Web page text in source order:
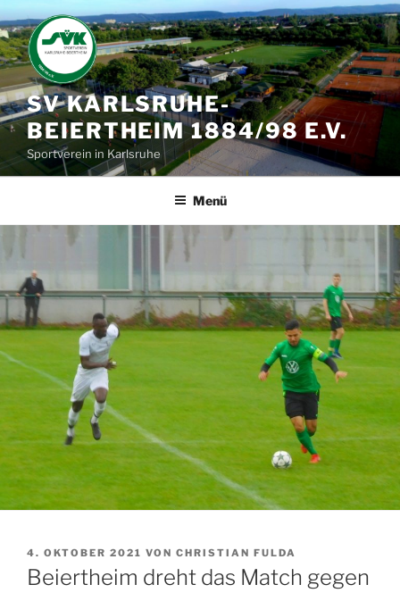
Zum
Inhalt
springen
SV KARLSRUHE-
BEIERTHEIM 1884/98 E.V.
Sportverein in Karlsruhe
Menü
VERÖFFENTLICHT
AM
4. OKTOBER 2021 VON CHRISTIAN FULDA
Beiertheim dreht das Match gegen